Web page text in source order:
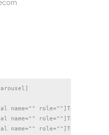
name=""
name=""
name=""